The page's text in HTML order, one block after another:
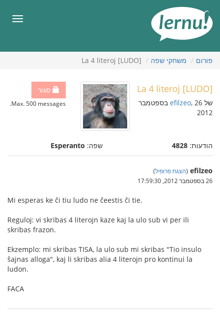
העניינים
פורום משחקי שפה [LUDO] La 4 literoj
סגור
Max. 500 messages.
[LUDO] La 4 literoj
של efilzeo , 26 בספטמבר
2012
הודעות: 4828 שפה: Esperanto
efilzeo
(הצגת פרופיל)
26 בספטמבר 2012, 17:59:30
Mi esperas ke ĉi tiu ludo ne ĉeestis ĉi tie.
Reguloj: vi skribas 4 literojn kaze kaj la ulo sub vi per ili
skribas frazon.
Ekzemplo: mi skribas TISA, la ulo sub mi skribas "Tio insulo
ŝajnas alloga", kaj li skribas alia 4 literojn pro kontinui la
ludon.
FACA